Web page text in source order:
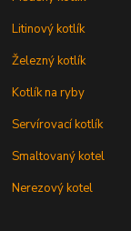
Litinový kotlík
Železný kotlík
Kotlík na ryby
Servírovací kotlík
Smaltovaný kotel
Nerezový kotel